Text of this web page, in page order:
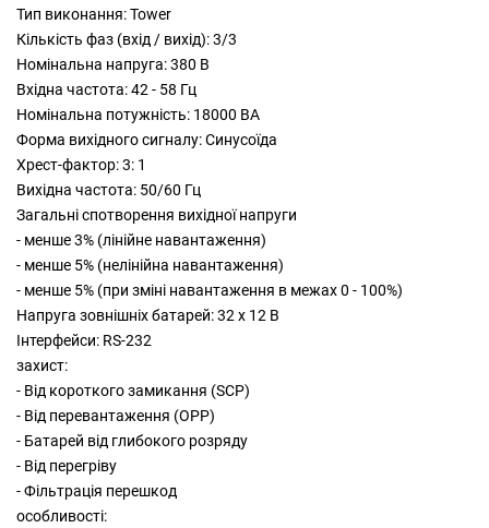
Тип виконання: Tower
Кількість фаз (вхід / вихід): 3/3
Номінальна напруга: 380 В
Вхідна частота: 42 - 58 Гц
Номінальна потужність: 18000 ВА
Форма вихідного сигналу: Синусоїда
Хрест-фактор: 3: 1
Вихідна частота: 50/60 Гц
Загальні спотворення вихідної напруги
- менше 3% (лінійне навантаження)
- менше 5% (нелінійна навантаження)
- менше 5% (при зміні навантаження в межах 0 - 100%)
Напруга зовнішніх батарей: 32 х 12 В
Інтерфейси: RS-232
захист:
- Від короткого замикання (SCP)
- Від перевантаження (OPP)
- Батарей від глибокого розряду
- Від перегріву
- Фільтрація перешкод
особливості: